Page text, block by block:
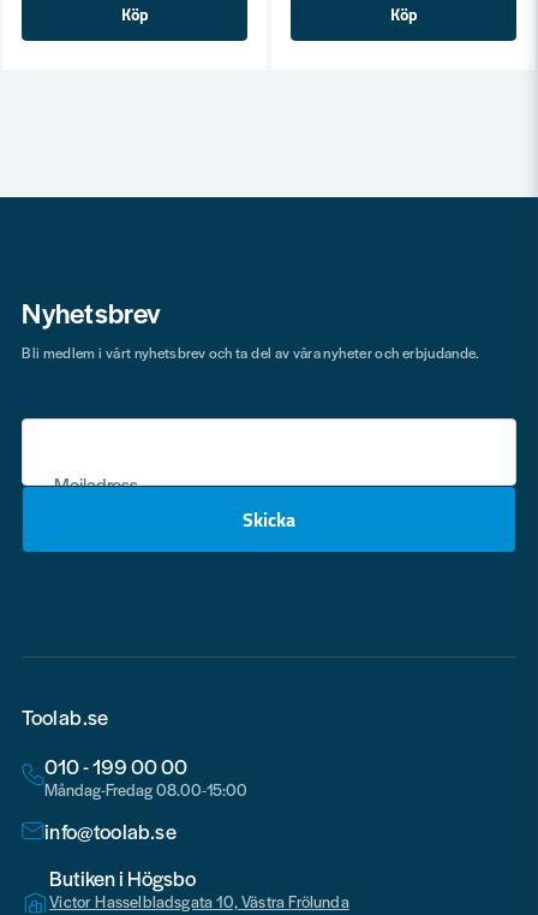
Köp Köp
Nyhetsbrev
Mejladress
Skicka
Bli medlem i vårt nyhetsbrev och ta del av våra nyheter och erbjudande.
Toolab.se
010 - 199 00 00
Måndag-Fredag 08.00-15:00
info@toolab.se
Butiken i Högsbo
Victor Hasselbladsgata 10, Västra Frölunda